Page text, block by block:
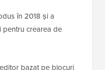
în 2018 și a
pentru crearea de
bazat pe blocuri